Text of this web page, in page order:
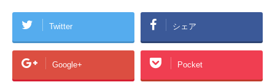
Twitter シェア
Google+ Pocket